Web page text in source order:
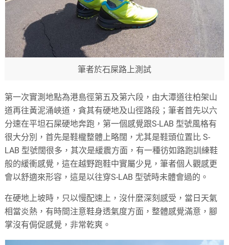
筆者於石屎路上測試
第一次實測地點為港島徑第五及第六段，由大潭道往柏架山
道再往黃泥涌峽道，貪其有硬地及山徑路段；筆者首先以六
分速在平坦石屎硬地奔跑，第一個感覺跟S-LAB 型號風格有
很大分別，首先是鞋櫳整體上略闊，尤其是鞋頭位置比 S-
LAB 型號闊很多，其次是緩震方面，有一種彷如路跑訓練鞋
般的緩衝感覺，這在越野跑鞋中實屬少見，筆者個人觀感更
會以舒適來形容，這是以往穿S-LAB 型號時未體會過的。
在硬地上坡時，只以慢配速上，沒什麼深刻感受，當日天氣
相當炎熱，有時間注意鞋身透氣度方面，整體感覺滿意，腳
掌沒有侷促感覺，非常乾爽。